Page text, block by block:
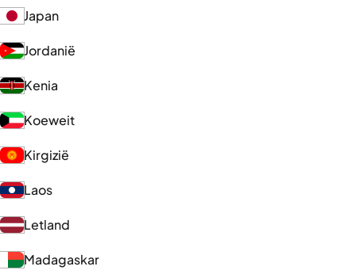
Japan
Jordanië
Kenia
Koeweit
Kirgizië
Laos
Letland
Madagaskar